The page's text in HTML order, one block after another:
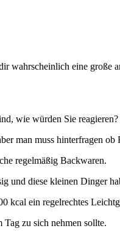
wahrscheinlich eine
wie würden Sie reagieren?
man muss hinterfragen
regelmäßig Backwaren.
und diese kleinen Dinger
kcal ein regelrechtes
zu sich nehmen sollte.